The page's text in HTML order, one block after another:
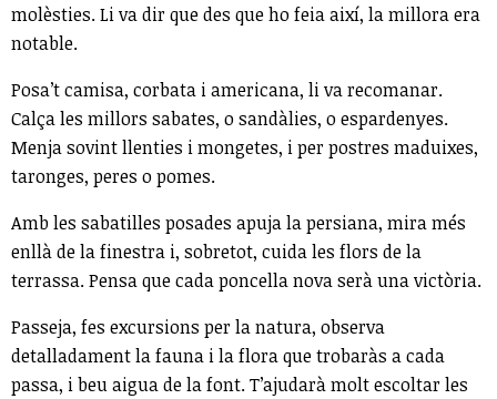
molèsties. Li va dir que des que ho feia així, la millora era
notable.
Posa’t camisa, corbata i americana, li va recomanar.
Calça les millors sabates, o sandàlies, o espardenyes.
Menja sovint llenties i mongetes, i per postres maduixes,
taronges, peres o pomes.
Amb les sabatilles posades apuja la persiana, mira més
enllà de la finestra i, sobretot, cuida les flors de la
terrassa. Pensa que cada poncella nova serà una victòria.
Passeja, fes excursions per la natura, observa
detalladament la fauna i la flora que trobaràs a cada
passa, i beu aigua de la font. T’ajudarà molt escoltar les